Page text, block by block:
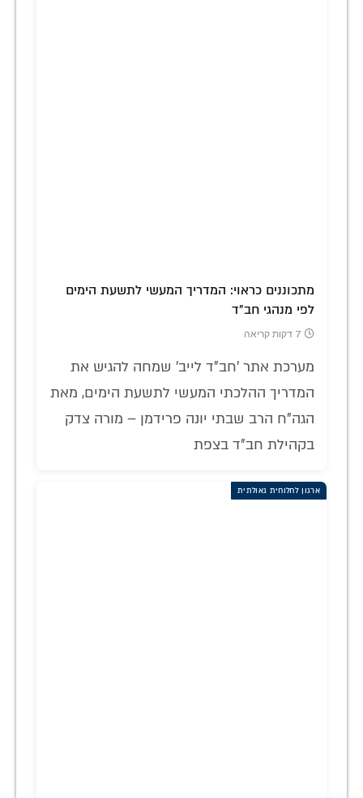
מתכוננים כראוי: המדריך המעשי לתשעת הימים
לפי מנהגי חב"ד
7 דקות קריאה
מערכת אתר 'חב"ד לייב' שמחה להגיש את
המדריך ההלכתי המעשי לתשעת הימים, מאת
הגה"ח הרב שבתי יונה פרידמן – מורה צדק
בקהילת חב"ד בצפת
ארגון לחלוחית גאולתית